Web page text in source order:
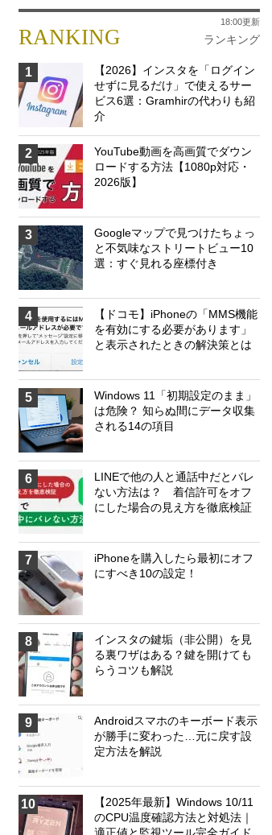
RANKING ランキング
18:00更新
1
【2026】インスタを「ログイン
せずに見るだけ」で使えるサー
ビス6選：Gramhirの代わりも紹
介
2
YouTube動画を高画質でダウン
ロードする方法【1080p対応・
2026版】
3
Googleマップで見つけたちょっ
と不気味なストリートビュー10
選：すぐ見れる座標付き
4
【ドコモ】iPhoneの「MMS機能
を有効にする必要があります」
と表示されたときの解決策とは
5
Windows 11「初期設定のまま」
は危険？ 知らぬ間にデータ収集
される14の項目
6
LINEで他の人と通話中だとバレ
ない方法は？ 着信許可をオフ
にした場合の見え方を徹底検証
7
iPhoneを購入したら最初にオフ
にすべき10の設定！
8
インスタの鍵垢（非公開）を見
る裏ワザはある？鍵を開けても
らうコツも解説
9
Androidスマホのキーボード表示
が勝手に変わった…元に戻す設
定方法を解説
10
【2025年最新】Windows 10/11
のCPU温度確認方法と対処法｜